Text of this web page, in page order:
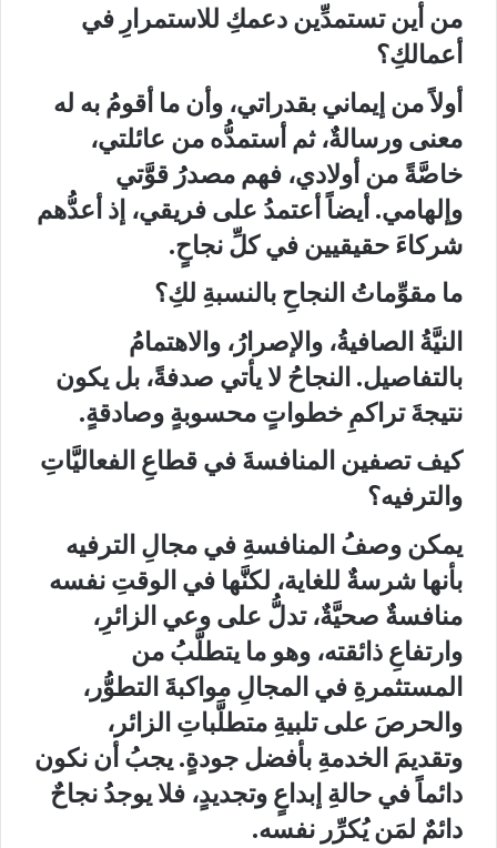
من أين تستمدِّين دعمكِ للاستمرارِ في
أعمالكِ؟
أولاً من إيماني بقدراتي، وأن ما أقومُ به له
معنى ورسالةٌ، ثم أستمدُّه من عائلتي،
خاصَّةً من أولادي، فھم مصدرُ قوَّتي
وإلهامي. أيضاً أعتمدُ على فريقي، إذ أعدُّهم
شركاءَ حقيقيين في كلِّ نجاحٍ.
ما مقوِّماتُ النجاحِ بالنسبةِ لكِ؟
النيَّةُ الصافيةُ، والإصرارُ، والاهتمامُ
بالتفاصيل. النجاحُ لا يأتي صدفةً، بل يكون
نتيجةَ تراكمِ خطواتٍ محسوبةٍ وصادقةٍ.
كيف تصفين المنافسةَ في قطاعِ الفعاليَّاتِ
والترفيه؟
يمكن وصفُ المنافسةِ في مجالِ الترفيه
بأنها شرسةٌ للغاية، لكنَّها في الوقتِ نفسه
منافسةٌ صحيَّةٌ، تدلُّ على وعي الزائرِ،
وارتفاعِ ذائقته، وهو ما يتطلَّبُ من
المستثمرةِ في المجالِ مواكبةَ التطوُّر،
والحرصَ على تلبيةِ متطلَّباتِ الزائر،
وتقديمَ الخدمةِ بأفضل جودةٍ. يجبُ أن نكون
دائماً في حالةِ إبداعٍ وتجديدٍ، فلا يوجدُ نجاحٌ
دائمٌ لمَن يُكرِّر نفسه.